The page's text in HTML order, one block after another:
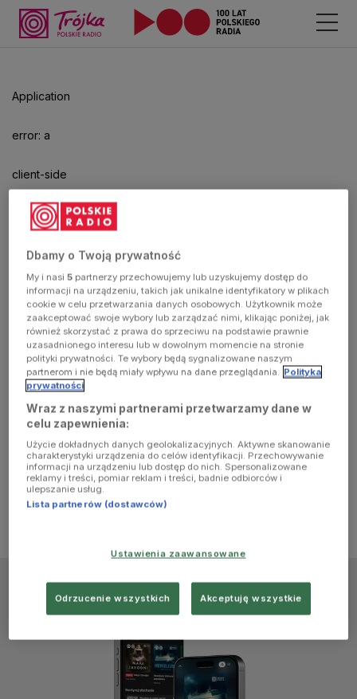
Application
error: a
client-side
exception
has
occurred
(see the
browser
console for
more
information)
aby
odtwarzać.
Dbamy o Twoją prywatność
My i nasi5 partnerzy przechowujemy lub uzyskujemy dostęp do
informacji na urządzeniu, takich jak unikalne identyfikatory w plikach
cookie w celu przetwarzania danych osobowych. Użytkownik może
zaakceptować swoje wybory lub zarządzać nimi, klikając poniżej, jak
również skorzystać z prawa do sprzeciwu na podstawie prawnie
uzasadnionego interesu lub w dowolnym momencie na stronie
polityki prywatności. Te wybory będą sygnalizowane naszym
partnerom i nie będą miały wpływu na dane przeglądania. Polityka
prywatności
Wraz z naszymi partnerami przetwarzamy dane w
celu zapewnienia:
Użycie dokładnych danych geolokalizacyjnych. Aktywne skanowanie
charakterystyki urządzenia do celów identyfikacji. Przechowywanie
informacji na urządzeniu lub dostęp do nich. Spersonalizowane
reklamy i treści, pomiar reklam i treści, badnie odbiorców i
ulepszanie usług.
Lista partnerów (dostawców)
Ustawienia zaawansowane
Odrzucenie wszystkich Akceptuję wszystkie